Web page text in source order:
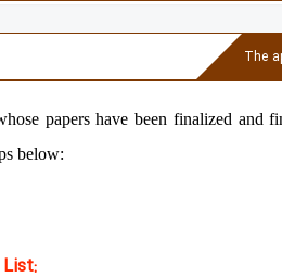
The
papers have been finalized
below:
List: